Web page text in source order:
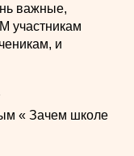
важные,
участникам
и
« Зачем школе